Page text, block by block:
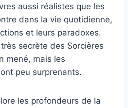
aussi réalistes que les
dans la vie quotidienne,
et leurs paradoxes.
secrète des Sorcières
mené, mais les
peu surprenants.
les profondeurs de la